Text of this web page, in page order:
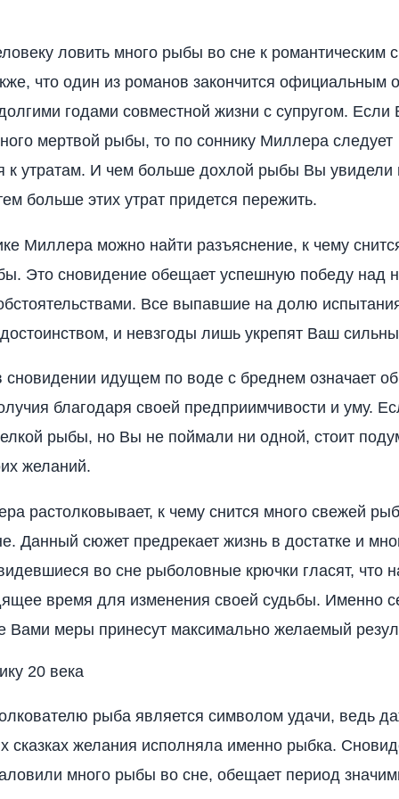
ловить много рыбы во сне к романтическим
что один из романов закончится
годами совместной жизни с супругом. Если
мертвой рыбы, то по соннику Миллера следует
к утратам. И чем больше дохлой рыбы Вы увидели
больше этих утрат придется пережить.
Миллера можно найти разъяснение, к чему
Это сновидение обещает успешную победу над
Все выпавшие на долю
и невзгоды лишь укрепят Ваш
сновидении идущем по воде с бреднем означает
благодаря своей предприимчивости и уму.
рыбы, но Вы не поймали ни одной, стоит
желаний.
растолковывает, к чему снится много свежей
Данный сюжет предрекает жизнь в достатке и
во сне рыболовные крючки гласят, что
время для изменения своей судьбы. Именно
Вами меры принесут максимально желаемый
20 века
рыба является символом удачи, ведь
сказках желания исполняла именно рыбка.
много рыбы во сне, обещает период